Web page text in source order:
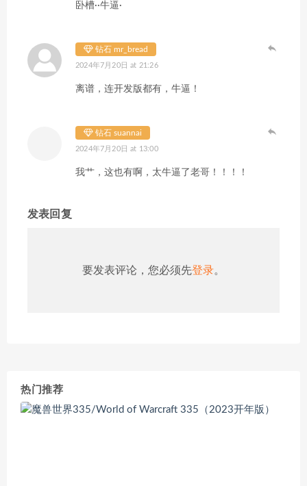
卧槽··牛逼·
钻石 mr_bread
2024年7月20日 at 21:26
离谱，连开发版都有，牛逼！
钻石 suannai
2024年7月20日 at 13:00
我艹，这也有啊，太牛逼了老哥！！！！
发表回复
要发表评论，您必须先登录。
热门推荐